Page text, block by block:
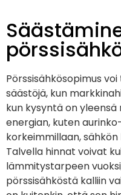
Pörssisähkösopimus
säästöjä, kun
kun kysyntä on
energian, kuten
korkeimmillaan,
Talvella hinnat voivat
lämmitystarpeen
pörssisähköstä kalliin